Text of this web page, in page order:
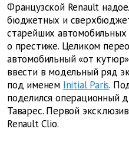
Французской Renault
бюджетных и
старейших
о престиже. Целиком
автомобильный «от
ввести в модельный ряд
под именем Initial Paris.
поделился операционный
Таварес. Первой
Renault Clio.